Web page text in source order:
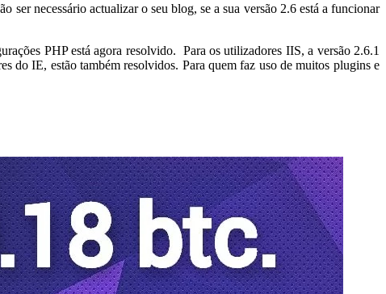
ser necessário actualizar o seu blog, se a sua versão 2.6 está a funcionar
PHP está agora resolvido. Para os utilizadores IIS, a versão 2.6.1
do IE, estão também resolvidos. Para quem faz uso de muitos plugins e